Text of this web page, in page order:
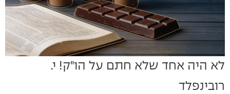
לא היה אחד שלא חתם על הו"ק! י.
רובינפלד